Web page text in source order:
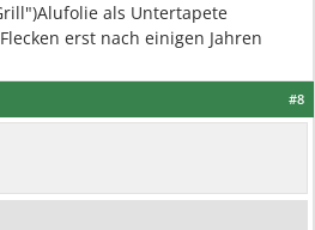
als Untertapete
erst nach einigen Jahren
#8